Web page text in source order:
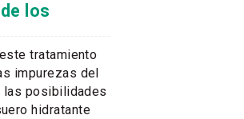
los
tratamiento
impurezas del
las posibilidades
hidratante